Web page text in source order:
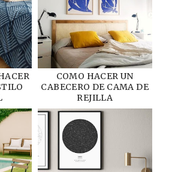
COMO HACER UN
CABECERO DE CAMA DE
REJILLA